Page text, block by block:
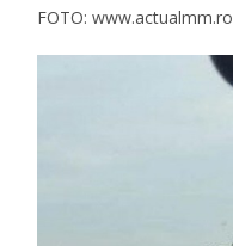
FOTO: www.actualmm.ro